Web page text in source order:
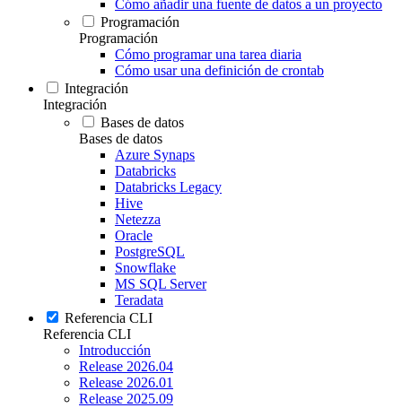
Cómo añadir una fuente de datos a un proyecto
Programación
Programación
Cómo programar una tarea diaria
Cómo usar una definición de crontab
Integración
Integración
Bases de datos
Bases de datos
Azure Synaps
Databricks
Databricks Legacy
Hive
Netezza
Oracle
PostgreSQL
Snowflake
MS SQL Server
Teradata
Referencia CLI
Referencia CLI
Introducción
Release 2026.04
Release 2026.01
Release 2025.09